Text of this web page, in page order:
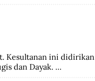
Kesultanan ini didirikan
dan Dayak.